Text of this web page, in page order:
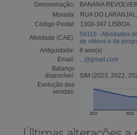
Denominação:
BANANA
Morada:
RUA DO
Código Postal:
1300-347 LISBOA
Atividade (CAE):
59110 - Atividades
de vídeos e de
Antiguidade:
8 ano(s)
Email:
...@gmail.com
Balanço
disponível:
SIM (2023, 2022,
Evolução das
vendas:
2021 2022